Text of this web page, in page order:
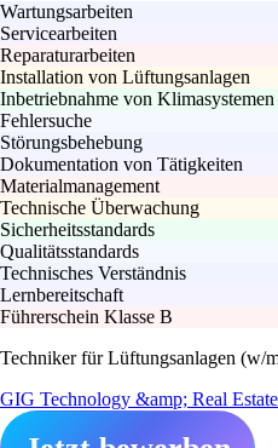
Wartungsarbeiten
Servicearbeiten
Reparaturarbeiten
Installation von Lüftungsanlagen
Inbetriebnahme von Klimasystemen
Fehlersuche
Störungsbehebung
Dokumentation von Tätigkeiten
Materialmanagement
Technische Überwachung
Sicherheitsstandards
Qualitätsstandards
Technisches Verständnis
Lernbereitschaft
Führerschein Klasse B
Techniker für Lüftungsanlagen (w/
GIG Technology &amp; Real